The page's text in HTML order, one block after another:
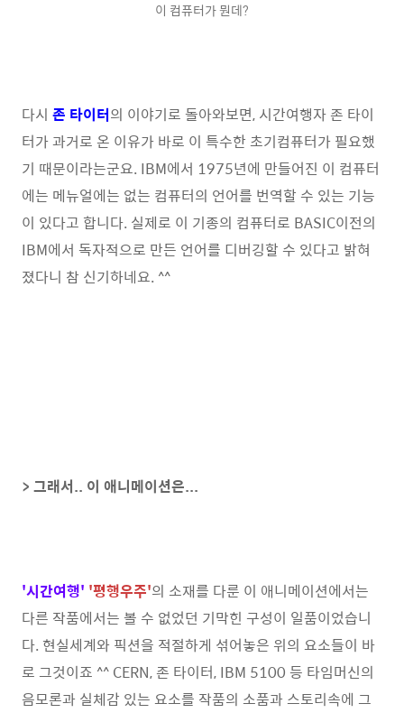
이 컴퓨터가 뭔데?
다시 존 타이터의 이야기로 돌아와보면, 시간여행자 존 타이
터가 과거로 온 이유가 바로 이 특수한 초기컴퓨터가 필요했
기 때문이라는군요. IBM에서 1975년에 만들어진 이 컴퓨터
에는 메뉴얼에는 없는 컴퓨터의 언어를 번역할 수 있는 기능
이 있다고 합니다. 실제로 이 기종의 컴퓨터로 BASIC이전의
IBM에서 독자적으로 만든 언어를 디버깅할 수 있다고 밝혀
졌다니 참 신기하네요. ^^
> 그래서.. 이 애니메이션은...
'시간여행' '평행우주'의 소재를 다룬 이 애니메이션에서는
다른 작품에서는 볼 수 없었던 기막힌 구성이 일품이었습니
다. 현실세계와 픽션을 적절하게 섞어놓은 위의 요소들이 바
로 그것이죠 ^^ CERN, 존 타이터, IBM 5100 등 타임머신의
음모론과 실체감 있는 요소를 작품의 소품과 스토리속에 그